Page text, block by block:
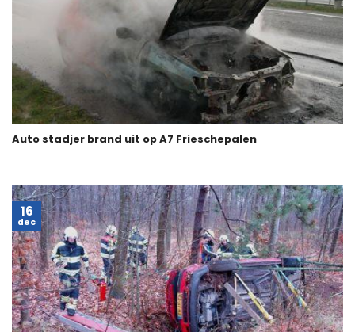
Auto stadjer brand uit op A7 Frieschepalen
16
dec